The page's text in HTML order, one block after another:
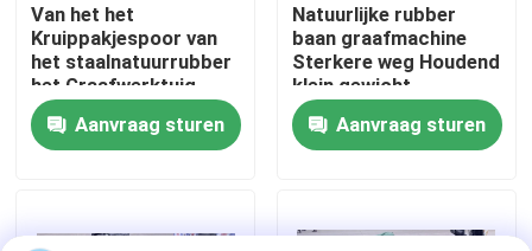
Vraag een offerte aan
Company News
Mariene Vensters
Van het het
Kruippakjespoor van
het staalnatuurrubber
het Graafwerktuig
Undercarriage Parts
Aanvraag sturen
Natuurlijke rubber
baan graafmachine
Sterkere weg Houdend
klein gewicht
Aanvraag sturen